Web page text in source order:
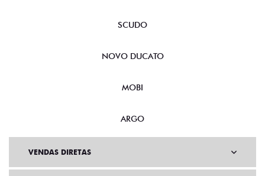
SCUDO
NOVO DUCATO
MOBI
ARGO
VENDAS DIRETAS